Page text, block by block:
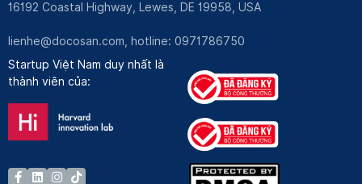
16192 Coastal Highway, Lewes, DE 19958, USA
lienhe@docosan.com, hotline: 0971786750
Startup Việt Nam duy nhất là
thành viên của: